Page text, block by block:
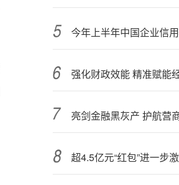
今年上半年中国企业信
强化财政效能 精准赋能
亮剑金融黑灰产 护航营
超4.5亿元“红包”进一步